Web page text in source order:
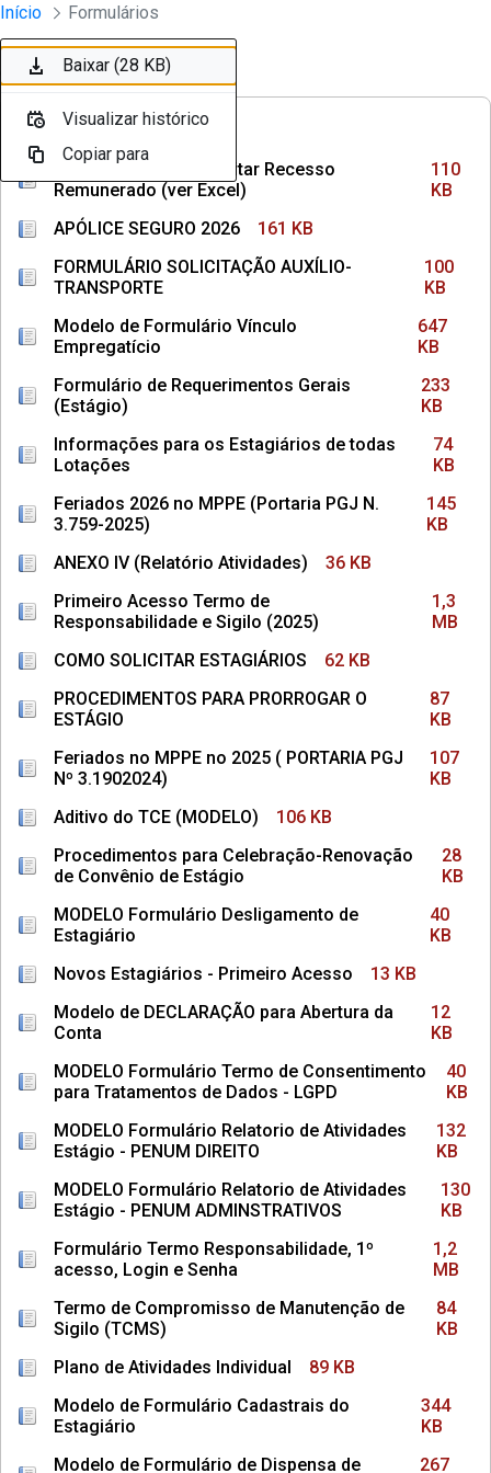
Pular para o Conteúdo principal
Divisão Minima - Escola Superior
Início Formulários
Ordenar Filtro
FREQUÊNCIAS
Como Calcular e Solicitar Recesso
Remunerado (ver Excel)
110
KB
APÓLICE SEGURO 2026
161 KB
FORMULÁRIO SOLICITAÇÃO AUXÍLIO-
TRANSPORTE
100
KB
Modelo de Formulário Vínculo
Empregatício
647
KB
Formulário de Requerimentos Gerais
(Estágio)
233
KB
Informações para os Estagiários de todas
Lotações
74
KB
Feriados 2026 no MPPE (Portaria PGJ N.
3.759-2025)
145
KB
ANEXO IV (Relatório Atividades)
36 KB
Primeiro Acesso Termo de
Responsabilidade e Sigilo (2025)
1,3
MB
COMO SOLICITAR ESTAGIÁRIOS
62 KB
PROCEDIMENTOS PARA PRORROGAR O
ESTÁGIO
87
KB
Feriados no MPPE no 2025 ( PORTARIA PGJ
Nº 3.1902024)
107
KB
Aditivo do TCE (MODELO)
106 KB
Procedimentos para Celebração-Renovação
de Convênio de Estágio
28
KB
MODELO Formulário Desligamento de
Estagiário
40
KB
Novos Estagiários - Primeiro Acesso
13 KB
Modelo de DECLARAÇÃO para Abertura da
Conta
12
KB
MODELO Formulário Termo de Consentimento
para Tratamentos de Dados - LGPD
40
KB
MODELO Formulário Relatorio de Atividades
Estágio - PENUM DIREITO
132
KB
MODELO Formulário Relatorio de Atividades
Estágio - PENUM ADMINSTRATIVOS
130
KB
Formulário Termo Responsabilidade, 1º
acesso, Login e Senha
1,2
MB
Termo de Compromisso de Manutenção de
Sigilo (TCMS)
84
KB
Plano de Atividades Individual
89 KB
Modelo de Formulário Cadastrais do
Estagiário
344
KB
Modelo de Formulário de Dispensa de
267
Baixar (110 KB)
Visualizar histórico
Copiar para
Baixar (161 KB)
Visualizar histórico
Copiar para
Baixar (100 KB)
Visualizar histórico
Copiar para
Baixar (647 KB)
Visualizar histórico
Copiar para
Baixar (233 KB)
Visualizar histórico
Copiar para
Baixar (74 KB)
Visualizar histórico
Copiar para
Baixar (145 KB)
Visualizar histórico
Copiar para
Baixar (36 KB)
Visualizar histórico
Copiar para
Baixar (1,3 MB)
Visualizar histórico
Copiar para
Baixar (62 KB)
Visualizar histórico
Copiar para
Baixar (87 KB)
Visualizar histórico
Copiar para
Baixar (107 KB)
Visualizar histórico
Copiar para
Baixar (106 KB)
Visualizar histórico
Copiar para
Baixar (28 KB)
Visualizar histórico
Copiar para